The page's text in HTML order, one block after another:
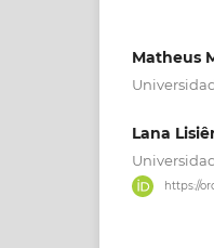
Matheus
Lana
https://